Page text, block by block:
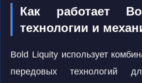
Как работает
технологии и
Bold Liquity использует
передовых технологий